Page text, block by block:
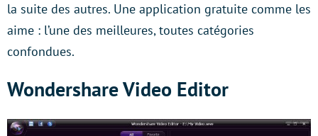
la suite des autres. Une application gratuite comme les
aime : l’une des meilleures, toutes catégories
confondues.
Wondershare Video Editor